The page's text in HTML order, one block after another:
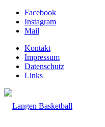
Facebook
Instagram
Mail
Kontakt
Impressum
Datenschutz
Links